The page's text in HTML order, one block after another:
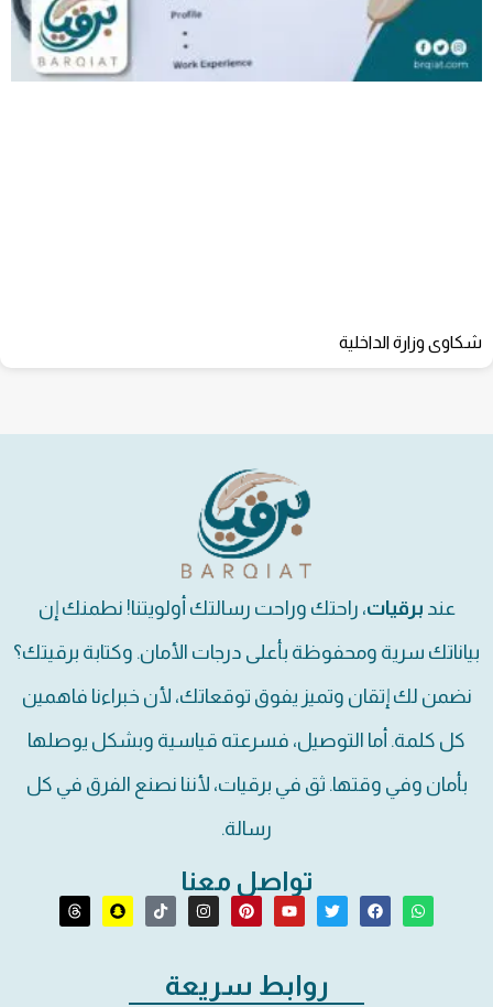
شكاوى وزارة الداخلية
عند برقيات، راحتك وراحت رسالتك أولويتنا! نطمنك إن
بياناتك سرية ومحفوظة بأعلى درجات الأمان. وكتابة برقيتك؟
نضمن لك إتقان وتميز يفوق توقعاتك، لأن خبراءنا فاهمين
كل كلمة. أما التوصيل، فسرعته قياسية وبشكل يوصلها
بأمان وفي وقتها. ثق في برقيات، لأننا نصنع الفرق في كل
رسالة.
تواصل معنا
روابط سريعة